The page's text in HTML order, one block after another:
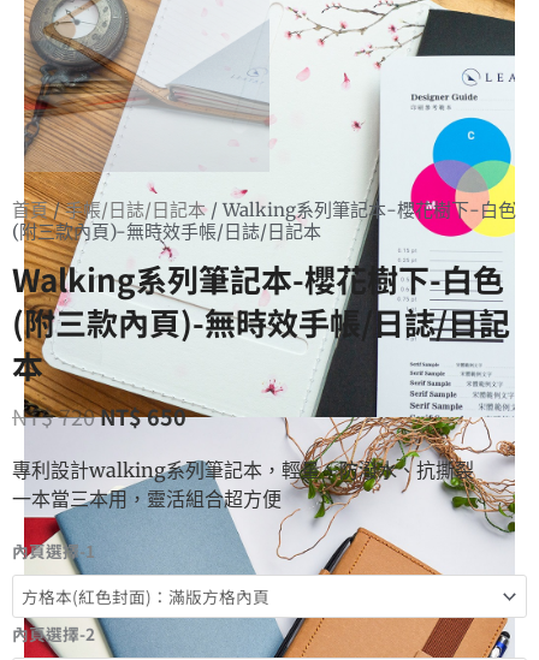
首頁/手帳/日誌/日記本/ Walking系列筆記本-櫻花樹下-白色
(附三款內頁)-無時效手帳/日誌/日記本
Walking系列筆記本-櫻花樹下-白色
(附三款內頁)-無時效手帳/日誌/日記
本
NT$720NT$650
專利設計walking系列筆記本，輕量、防潑水、抗撕裂
一本當三本用，靈活組合超方便
內頁選擇-1
內頁選擇-2